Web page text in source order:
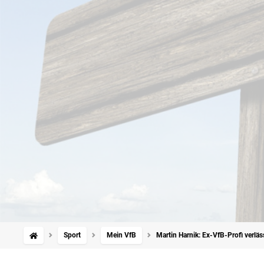
Sport Mein VfB Martin Harnik: Ex-VfB-Profi